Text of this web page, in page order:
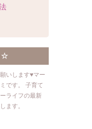
☆
いします♥マー
です。 子育て
ライフの最新
ます。